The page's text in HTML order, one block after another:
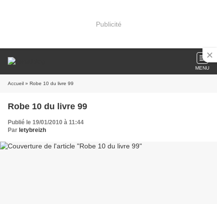
Publicité
MENU
Accueil » Robe 10 du livre 99
Robe 10 du livre 99
Publié le 19/01/2010 à 11:44
Par letybreizh